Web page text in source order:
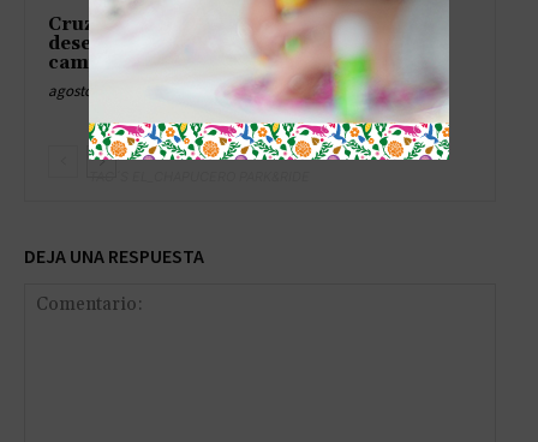
Cruz Pérez Cuéllar acusa
desesperación del PAN por
campaña contra Morena
agosto 7, 2026
DEJA UNA RESPUESTA